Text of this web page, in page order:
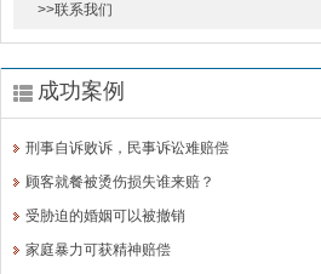
>>联系我们
成功案例
刑事自诉败诉，民事诉讼难赔偿
顾客就餐被烫伤损失谁来赔？
受胁迫的婚姻可以被撤销
家庭暴力可获精神赔偿